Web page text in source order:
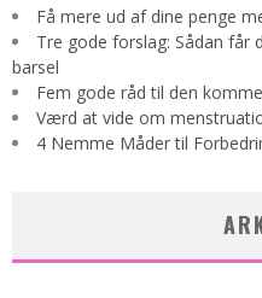
Få mere ud af dine penge
Tre gode forslag: Sådan får
barsel
Fem gode råd til den
Værd at vide om
4 Nemme Måder til